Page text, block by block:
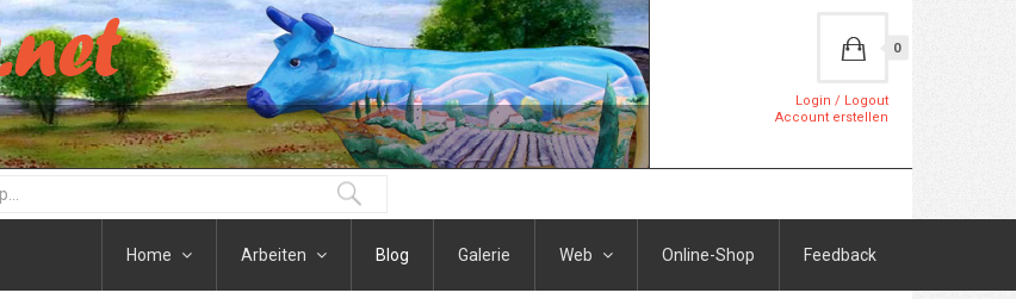
0
Login / Logout
Account erstellen
Home Arbeiten Blog Galerie Web Online-Shop Feedback